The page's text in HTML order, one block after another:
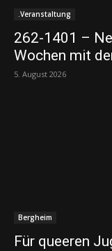
.Veranstaltung
262-1401 –
Wochen mit
5. August 2026
Bergheim
Für queeren